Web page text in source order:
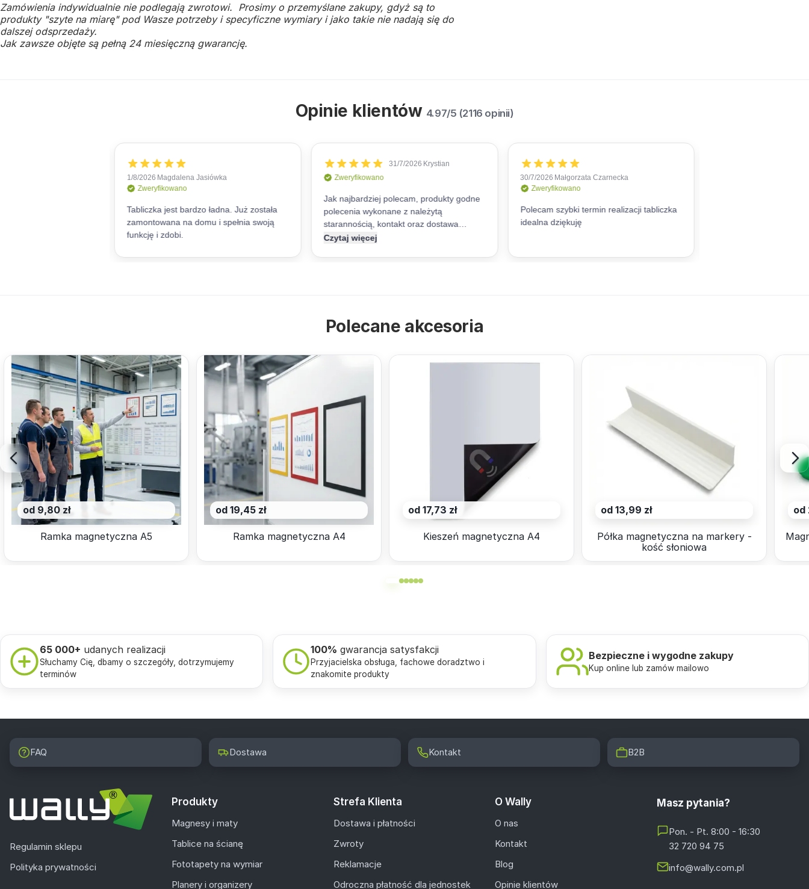
Zamówienia indywidualnie nie podlegają zwrotowi. Prosimy o przemyślane zakupy, gdyż są to
produkty "szyte na miarę" pod Wasze potrzeby i specyficzne wymiary i jako takie nie nadają się do
dalszej odsprzedaży.
Jak zawsze objęte są pełną 24 miesięczną gwarancję.
Opinie klientów 4.97/5 (2116 opinii)
Polecane akcesoria
od 9,80 zł
Ramka magnetyczna A5
od 19,45 zł
Ramka magnetyczna A4
od 17,73 zł
Kieszeń magnetyczna A4
od 13,99 zł
Półka magnetyczna na markery -
kość słoniowa
od
65 000+ udanych realizacji
Słuchamy Cię, dbamy o szczegóły, dotrzymujemy
terminów
100% gwarancja satysfakcji
Przyjacielska obsługa, fachowe doradztwo i
znakomite produkty
Bezpieczne i wygodne zakupy
Kup online lub zamów mailowo
FAQ Dostawa Kontakt B2B
Regulamin sklepu
Polityka prywatności
Produkty
Magnesy i maty
Tablice na ścianę
Fototapety na wymiar
Planery i organizery
Strefa Klienta
Dostawa i płatności
Zwroty
Reklamacje
Odroczna płatność dla jednostek
O Wally
O nas
Kontakt
Blog
Opinie klientów
Masz pytania?
Pon. - Pt. 8:00 - 16:30
32 720 94 75
info@wally.com.pl